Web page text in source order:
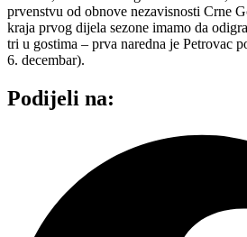
prvenstvu od obnove nezavisnosti Crne
kraja prvog dijela sezone imamo da
tri u gostima – prva naredna je Petrovac
6. decembar).
Podijeli na: